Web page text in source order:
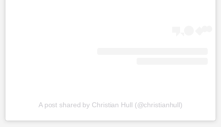
A post shared by Christian Hull (@christianhull)